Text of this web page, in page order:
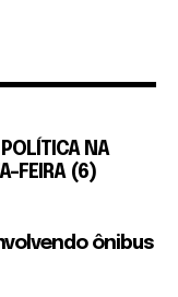
NA
FEIRA (6)
ônibus